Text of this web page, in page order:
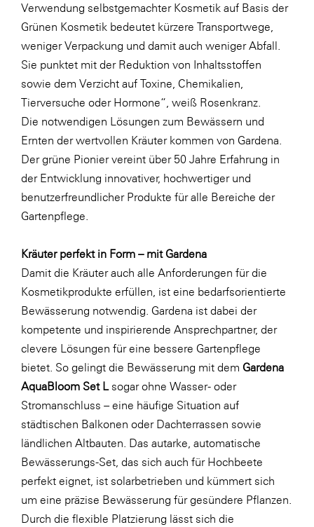
PHH Rechtsanwält:innen
Primark
Salesforce
sebamed
SeneCura
SERVICE&MORE
SKINUANCE®
Somfy
Sony DADC
STIHL Tirol
Trend Micro
TAG GmbH
VALETTA
Verband Druck Medien Österreich
Wirtschaftskammer Salzburg
WKS Fachgruppe Fahrzeughandel und
Fahrzeugtechnik
WKS Fachgruppe Finanzdienstleister
WK UBIT
Zühlke
Verwendung selbstgemachter Kosmetik auf Basis der
Grünen Kosmetik bedeutet kürzere Transportwege,
weniger Verpackung und damit auch weniger Abfall.
Sie punktet mit der Reduktion von Inhaltsstoffen
sowie dem Verzicht auf Toxine, Chemikalien,
Tierversuche oder Hormone“, weiß Rosenkranz.
Die notwendigen Lösungen zum Bewässern und
Ernten der wertvollen Kräuter kommen von Gardena.
Der grüne Pionier vereint über 50 Jahre Erfahrung in
der Entwicklung innovativer, hochwertiger und
benutzerfreundlicher Produkte für alle Bereiche der
Gartenpflege.
Kräuter perfekt in Form – mit Gardena
Damit die Kräuter auch alle Anforderungen für die
Kosmetikprodukte erfüllen, ist eine bedarfsorientierte
Bewässerung notwendig. Gardena ist dabei der
kompetente und inspirierende Ansprechpartner, der
clevere Lösungen für eine bessere Gartenpflege
bietet. So gelingt die Bewässerung mit dem Gardena
AquaBloom Set Lsogar ohne Wasser- oder
Stromanschluss – eine häufige Situation auf
städtischen Balkonen oder Dachterrassen sowie
ländlichen Altbauten. Das autarke, automatische
Bewässerungs-Set, das sich auch für Hochbeete
perfekt eignet, ist solarbetrieben und kümmert sich
um eine präzise Bewässerung für gesündere Pflanzen.
Durch die flexible Platzierung lässt sich die